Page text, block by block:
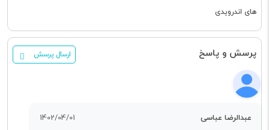
های اندرویدی
پرسش و پاسخ ارسال پرسش
عبدالرضا عباسی 1402/04/01